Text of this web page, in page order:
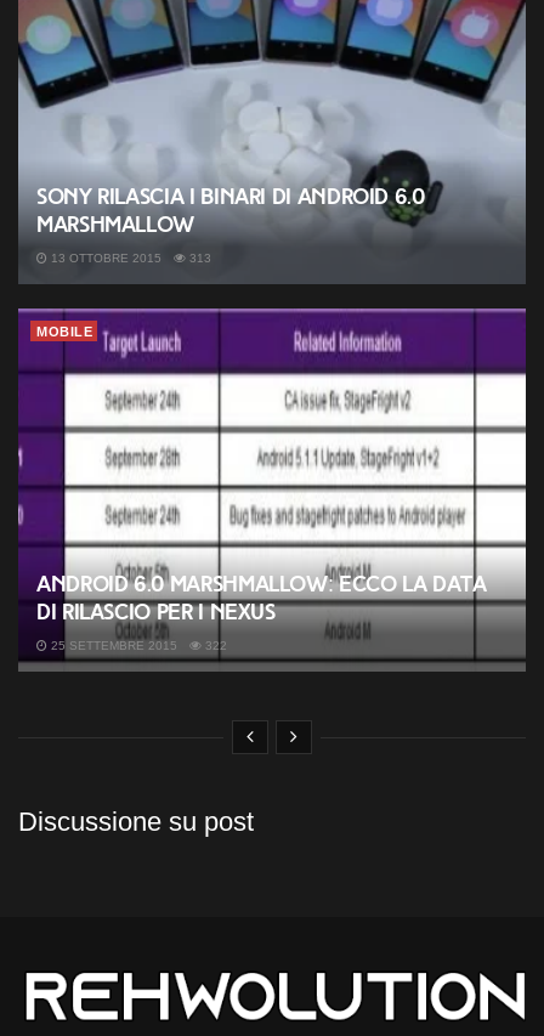
Sony rilascia i binari di Android 6.0
Marshmallow
13 OTTOBRE 2015 313
MOBILE
Android 6.0 Marshmallow: ecco la data
di rilascio per i Nexus
25 SETTEMBRE 2015 322
Discussione su post